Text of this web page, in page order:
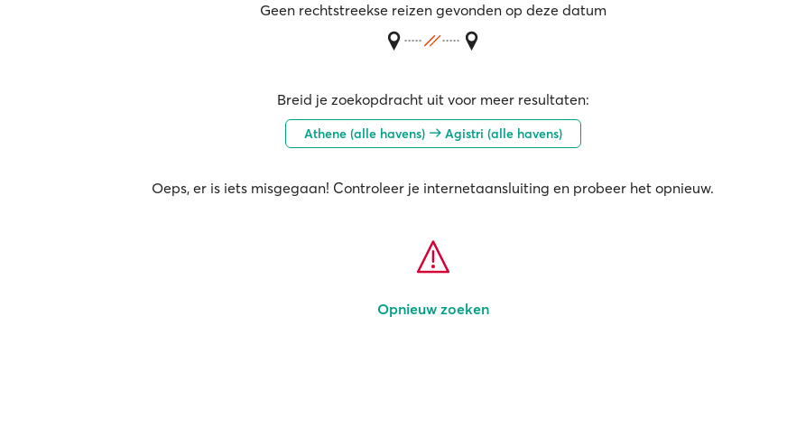
Geen rechtstreekse reizen gevonden op deze datum
Breid je zoekopdracht uit voor meer resultaten:
Athene (alle havens) Agistri (alle havens)
Oeps, er is iets misgegaan! Controleer je internetaansluiting en probeer het opnieuw.
Opnieuw zoeken